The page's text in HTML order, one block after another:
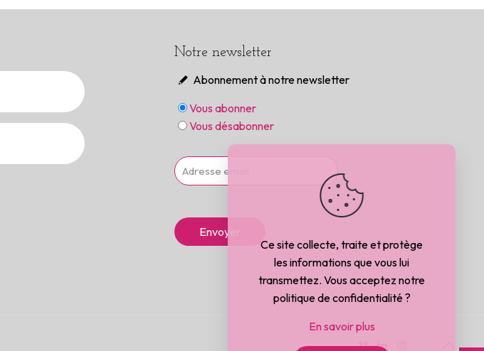
Notre newsletter
Abonnement à notre newsletter
Vous abonner
Vous désabonner
Ce site collecte, traite et protège
les informations que vous lui
transmettez. Vous acceptez notre
politique de confidentialité ?
En savoir plus